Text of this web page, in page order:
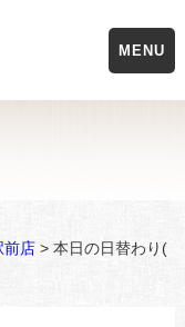
前店> 本日の日替わり(
MENU